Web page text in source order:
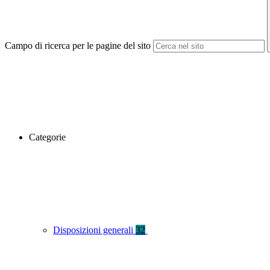
Campo di ricerca per le pagine del sito
Categorie
Disposizioni generali 32